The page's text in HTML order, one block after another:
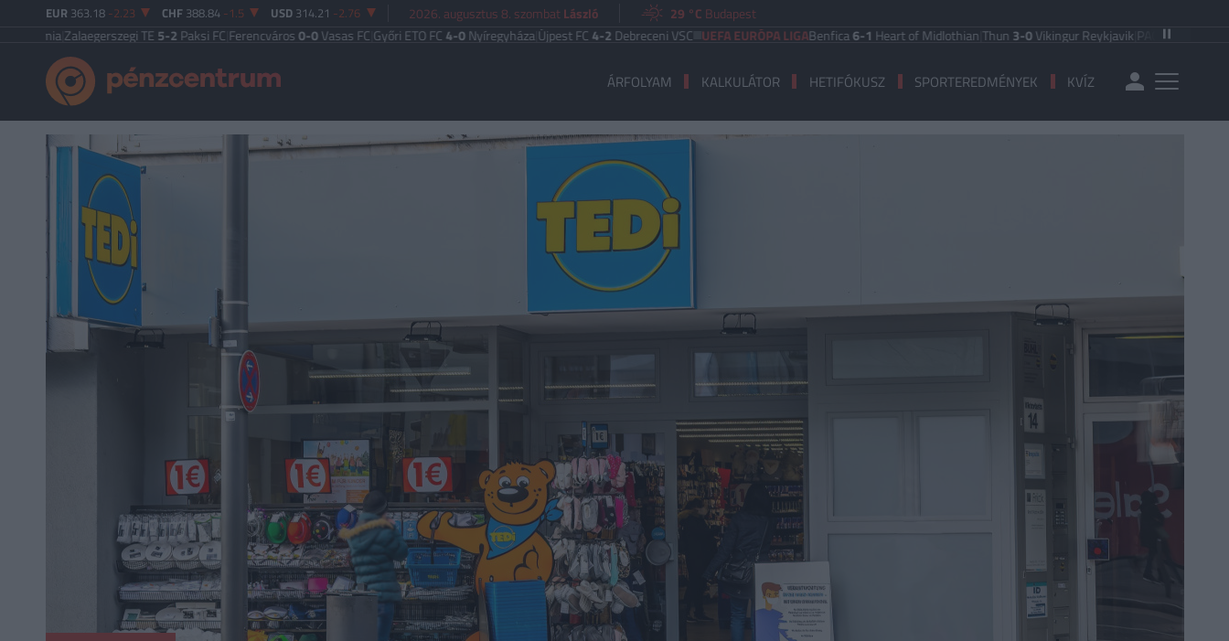
EUR 363.18 -2.23 CHF 388.84 -1.5 USD 314.21 -2.76 2026. augusztus 8. szombatLászló 29 °C Budapest
Zalaegerszegi TE5-2Paksi FC|Ferencváros0-0Vasas FC|Győri ETO FC 4-0Nyíregyháza|Újpest FC4-2Debreceni VSC UEFA EURÓPA LIGABenfica6-1Heart of Midlothian|Thun3-0Vikingur Reykjavik|PAOK Saloniki
ÁRFOLYAM KALKULÁTOR HETIFÓKUSZ SPORTEREDMÉNYEK KVÍZ